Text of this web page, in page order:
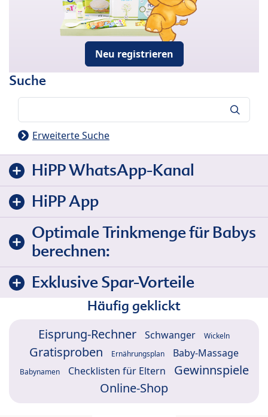
Neu registrieren
Suche
Erweiterte Suche
HiPP WhatsApp-Kanal
HiPP App
Optimale Trinkmenge für Babys
berechnen:
Exklusive Spar-Vorteile
Häufig geklickt
Eisprung-Rechner Schwanger Wickeln
Gratisproben Ernährungsplan Baby-Massage
Babynamen Checklisten für Eltern
Gewinnspiele
Online-Shop